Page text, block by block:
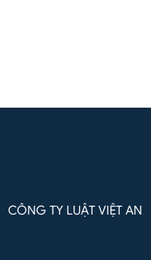
CÔNG TY LUẬT VIỆT AN